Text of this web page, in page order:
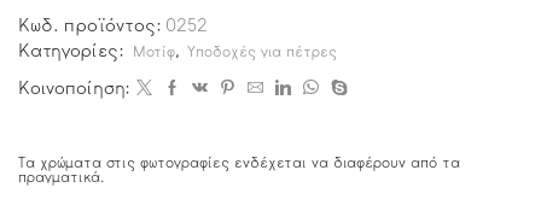
Κωδ. προϊόντος: 0252
Κατηγορίες:
Μοτίφ, Υποδοχές για πέτρες
Κοινοποίηση:
Τα χρώματα στις φωτογραφίες ενδέχεται να διαφέρουν από τα
πραγματικά.